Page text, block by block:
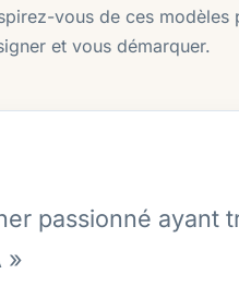
vous de ces
et vous démarquer.
passionné ayant
»